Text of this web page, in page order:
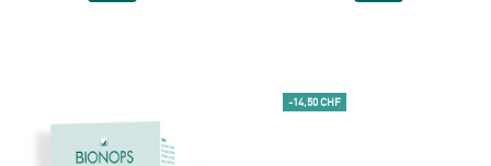
-14,50 CHF